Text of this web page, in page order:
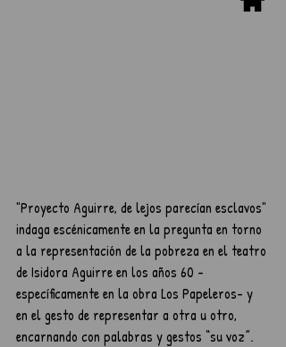
"Proyecto Aguirre, de lejos parecían esclavos"
indaga escénicamente en la pregunta en torno
a la representación de la pobreza en el teatro
de Isidora Aguirre en los años 60 -
específicamente en la obra Los Papeleros- y
en el gesto de representar a otra u otro,
encarnando con palabras y gestos “su voz”.